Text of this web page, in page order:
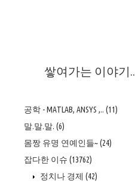
쌓여가는 이야기..
공학 - MATLAB, ANSYS ,.. (11)
말.말.말. (6)
몸짱 유명 연예인들~(24)
잡다한 이슈 (13762)
정치나 경제 (42)